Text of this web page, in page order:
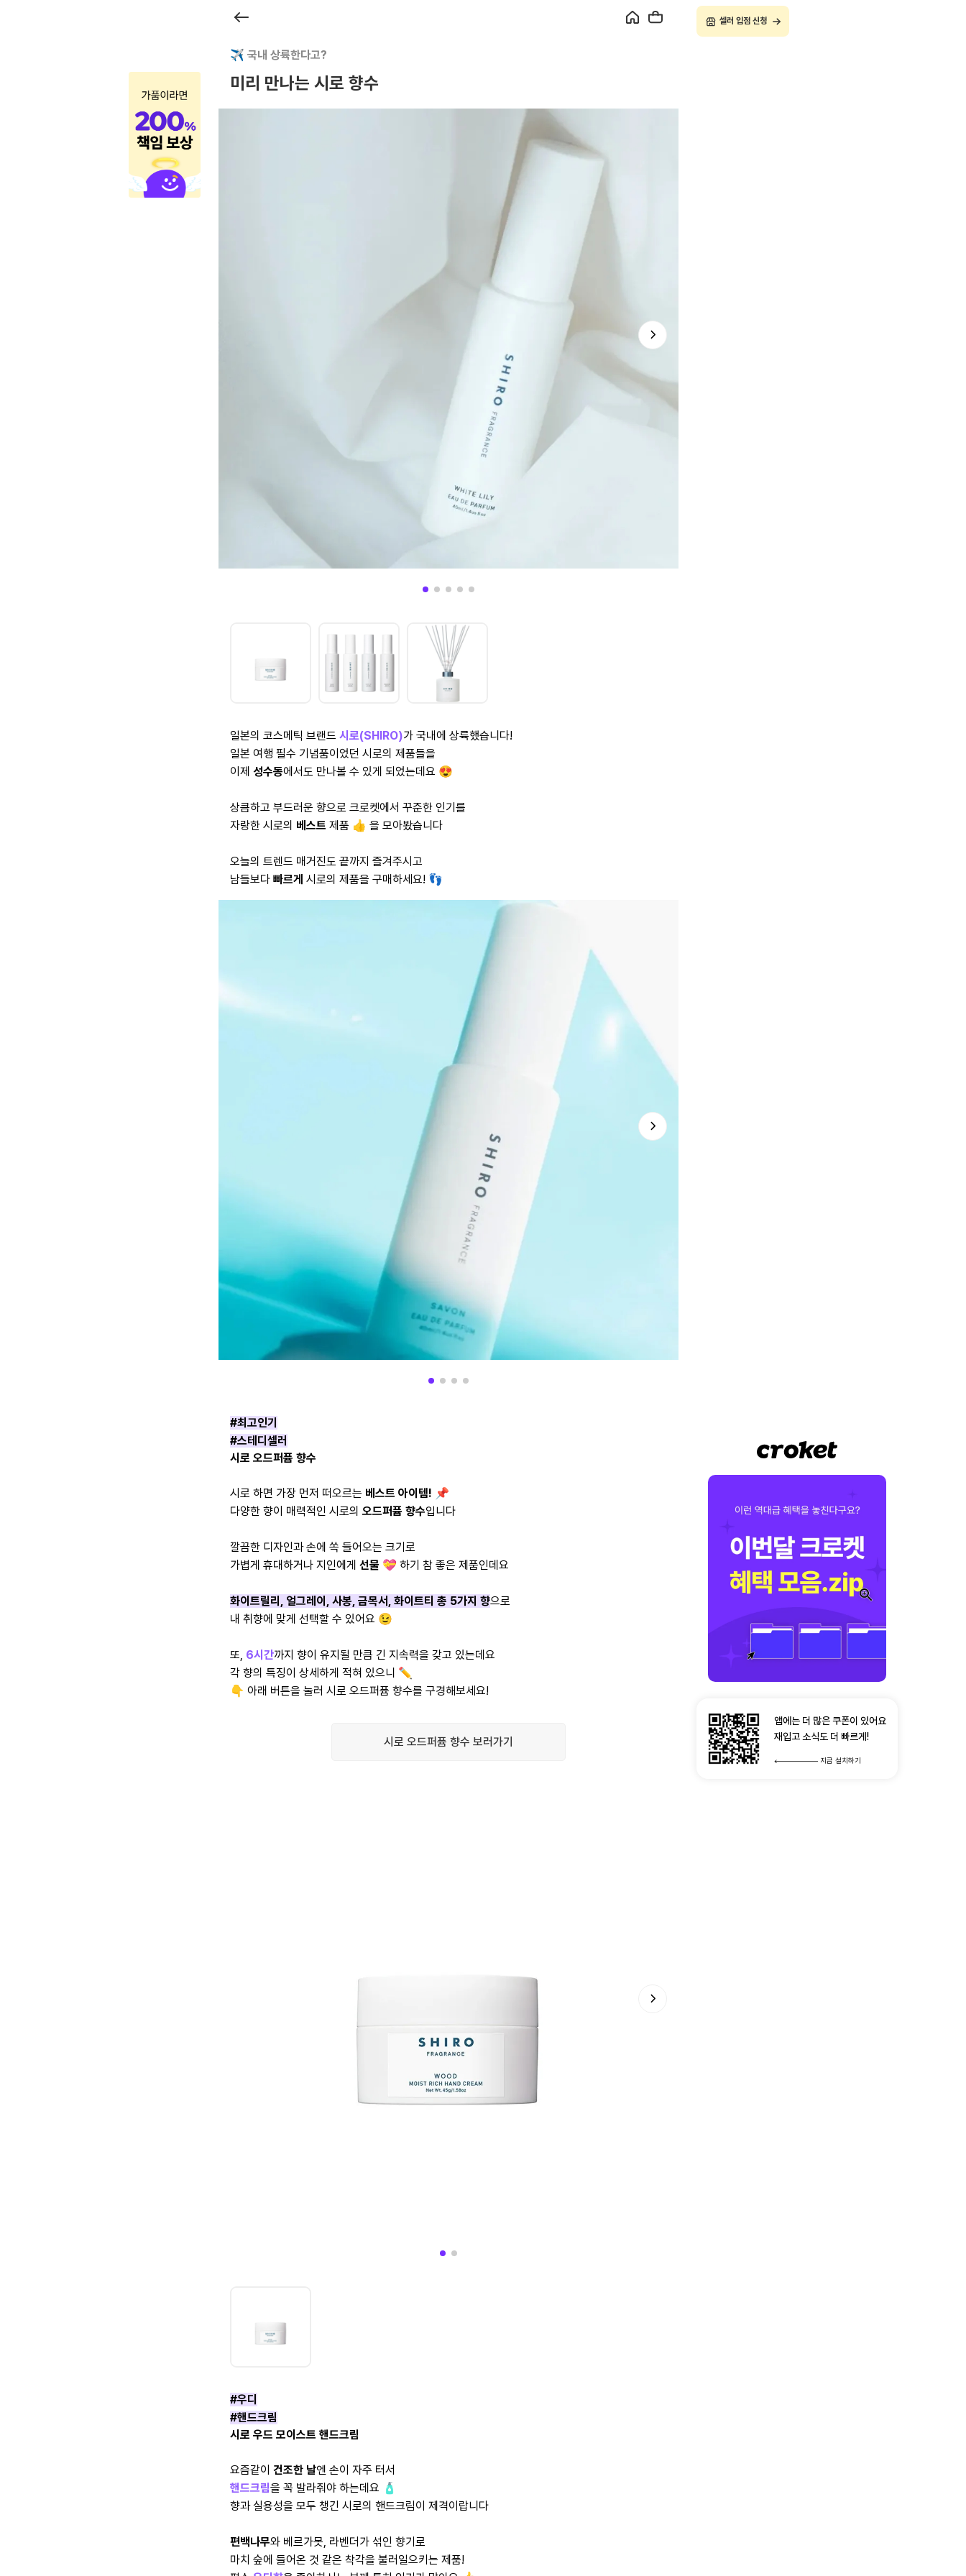
진
상
세
✈️ 국내 상륙한다고?
미리 만나는 시로 향수
일본의 코스메틱 브랜드 시로(SHIRO)가 국내에 상륙했습니다!
일본 여행 필수 기념품이었던 시로의 제품들을
이제 성수동에서도 만나볼 수 있게 되었는데요 😍
상큼하고 부드러운 향으로 크로켓에서 꾸준한 인기를
자랑한 시로의 베스트 제품 👍 을 모아봤습니다
오늘의 트렌드 매거진도 끝까지 즐겨주시고
남들보다 빠르게 시로의 제품을 구매하세요! 👣
#최고인기
#스테디셀러
시로 오드퍼퓸 향수
시로 하면 가장 먼저 떠오르는 베스트 아이템! 📌
다양한 향이 매력적인 시로의 오드퍼퓸 향수입니다
깔끔한 디자인과 손에 쏙 들어오는 크기로
가볍게 휴대하거나 지인에게 선물 💝 하기 참 좋은 제품인데요
화이트릴리, 얼그레이, 사봉, 금목서, 화이트티 총 5가지 향으로
내 취향에 맞게 선택할 수 있어요 😉
또, 6시간까지 향이 유지될 만큼 긴 지속력을 갖고 있는데요
각 향의 특징이 상세하게 적혀 있으니 ✏️
👇 아래 버튼을 눌러 시로 오드퍼퓸 향수를 구경해보세요!
시로 오드퍼퓸 향수 보러가기
#우디
#핸드크림
시로 우드 모이스트 핸드크림
요즘같이 건조한 날엔 손이 자주 터서
핸드크림을 꼭 발라줘야 하는데요 🧴
향과 실용성을 모두 챙긴 시로의 핸드크림이 제격이랍니다
편백나무와 베르가못, 라벤더가 섞인 향기로
마치 숲에 들어온 것 같은 착각을 불러일으키는 제품!
셀러 입점 신청
앱에는 더 많은 쿠폰이 있어요
재입고 소식도 더 빠르게!
지금 설치하기